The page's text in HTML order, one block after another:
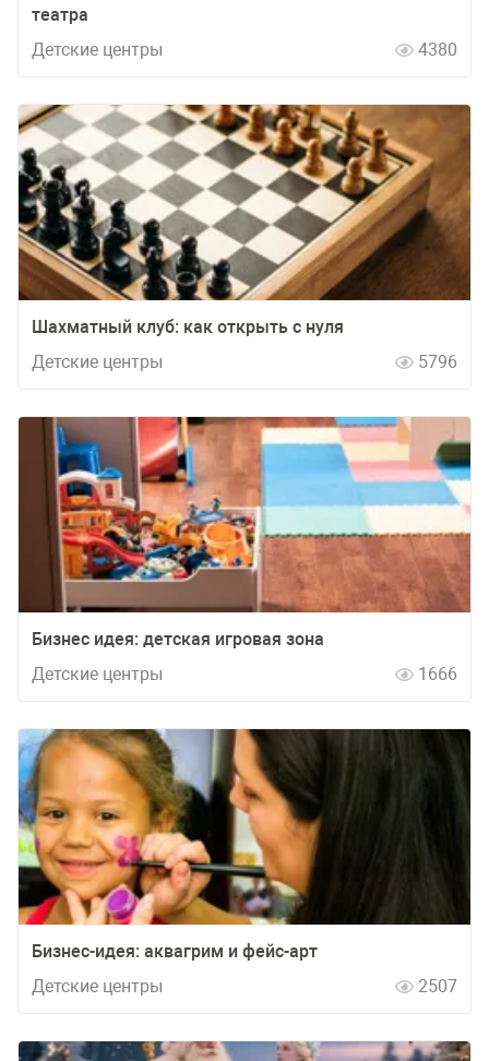
театра
Детские центры
4380
Шахматный клуб: как открыть с нуля
Детские центры
5796
Бизнес идея: детская игровая зона
Детские центры
1666
Бизнес-идея: аквагрим и фейс-арт
Детские центры
2507